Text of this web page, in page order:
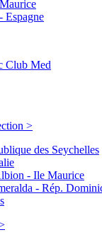
Espagne
Club Med
>
des Seychelles
- Ile Maurice
- Rép.